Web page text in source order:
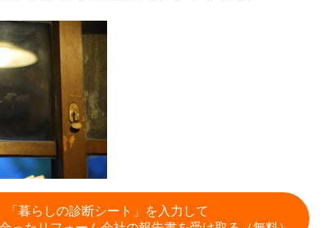
「暮らしの診断シート」を入力して